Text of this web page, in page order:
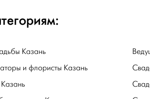
Казань
и флористы Казань